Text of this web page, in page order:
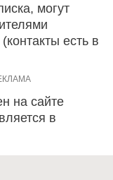
могут
есть в
на сайте
в